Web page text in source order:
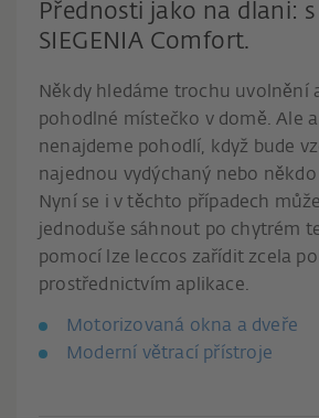
Přednosti jako na dlani:
SIEGENIA Comfort.
Někdy hledáme trochu uvolnění
pohodlné místečko v domě. Ale
nenajdeme pohodlí, když bude
najednou vydýchaný nebo
Nyní se i v těchto případech
jednoduše sáhnout po chytrém
pomocí lze leccos zařídit zcela
prostřednictvím aplikace.
Motorizovaná okna a dveře
Moderní větrací přístroje